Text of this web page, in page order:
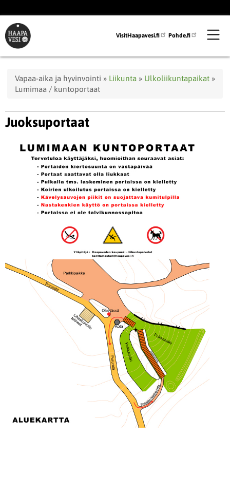
pääsisältöön
VisitHaapavesi.fi Pohde.fi
Murupolku
Vapaa-aika ja hyvinvointi Liikunta
Ulkoliikuntapaikat
Lumimaa / kuntoportaat
Juoksuportaat